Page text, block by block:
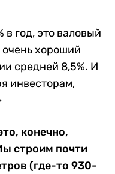
год, это валовый
хороший
средней 8,5%. И
инвесторам,
конечно,
строим почти
(где-то 930-